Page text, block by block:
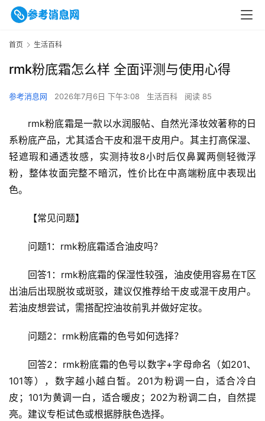
首页 生活百科
rmk粉底霜怎么样 全面评测与使用心得
参考消息网 2026年7月6日 下午3:08 生活百科 阅读 85
rmk粉底霜是一款以水润服帖、自然光泽妆效著称的日
系粉底产品，尤其适合干皮和混干皮用户。其主打高保湿、
轻遮瑕和通透妆感，实测持妆8小时后仅鼻翼两侧轻微浮
粉，整体妆面完整不暗沉，性价比在中高端粉底中表现出
色。
【常见问题】
问题1：rmk粉底霜适合油皮吗？
回答1：rmk粉底霜的保湿性较强，油皮使用容易在T区
出油后出现脱妆或斑驳，建议仅推荐给干皮或混干皮用户。
若油皮想尝试，需搭配控油妆前乳并做好定妆。
问题2：rmk粉底霜的色号如何选择？
回答2：rmk粉底霜的色号以数字+字母命名（如201、
101等），数字越小越白皙。201为粉调一白，适合冷白
皮；101为黄调一白，适合暖皮；202为粉调二白，自然提
亮。建议专柜试色或根据脖肤色选择。